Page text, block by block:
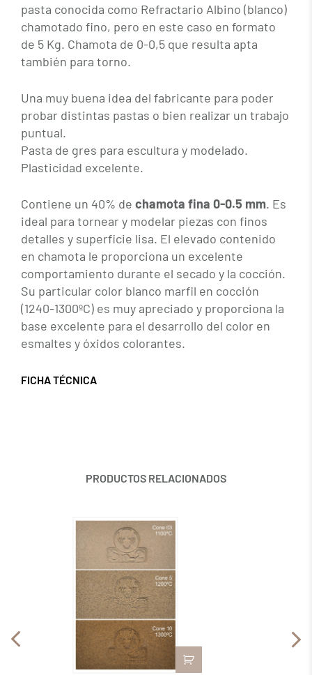
pasta conocida como Refractario Albino (blanco)
chamotado fino, pero en este caso en formato
de 5 Kg. Chamota de 0-0,5 que resulta apta
también para torno.
Una muy buena idea del fabricante para poder
probar distintas pastas o bien realizar un trabajo
puntual.
Pasta de gres para escultura y modelado.
Plasticidad excelente.
Contiene un 40% de chamota fina 0-0.5 mm. Es
ideal para tornear y modelar piezas con finos
detalles y superficie lisa. El elevado contenido
en chamota le proporciona un excelente
comportamiento durante el secado y la cocción.
Su particular color blanco marfil en cocción
(1240-1300ºC) es muy apreciado y proporciona la
base excelente para el desarrollo del color en
esmaltes y óxidos colorantes.
FICHA TÉCNICA
PRODUCTOS RELACIONADOS